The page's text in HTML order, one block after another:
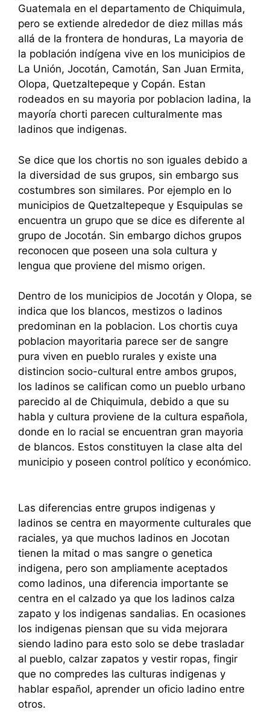
Guatemala en el departamento de Chiquimula,
pero se extiende alrededor de diez millas más
allá de la frontera de honduras, La mayoria de
la población indígena vive en los municipios de
La Unión, Jocotán, Camotán, San Juan Ermita,
Olopa, Quetzaltepeque y Copán. Estan
rodeados en su mayoria por poblacion ladina, la
mayoría chorti parecen culturalmente mas
ladinos que indigenas.
Se dice que los chortis no son iguales debido a
la diversidad de sus grupos, sin embargo sus
costumbres son similares. Por ejemplo en lo
municipios de Quetzaltepeque y Esquipulas se
encuentra un grupo que se dice es diferente al
grupo de Jocotán. Sin embargo dichos grupos
reconocen que poseen una sola cultura y
lengua que proviene del mismo origen.
Dentro de los municipios de Jocotán y Olopa, se
indica que los blancos, mestizos o ladinos
predominan en la poblacion. Los chortis cuya
poblacion mayoritaria parece ser de sangre
pura viven en pueblo rurales y existe una
distincion socio-cultural entre ambos grupos,
los ladinos se califican como un pueblo urbano
parecido al de Chiquimula, debido a que su
habla y cultura proviene de la cultura española,
donde en lo racial se encuentran gran mayoria
de blancos. Estos constituyen la clase alta del
municipio y poseen control político y económico.
Las diferencias entre grupos indigenas y
ladinos se centra en mayormente culturales que
raciales, ya que muchos ladinos en Jocotan
tienen la mitad o mas sangre o genetica
indigena, pero son ampliamente aceptados
como ladinos, una diferencia importante se
centra en el calzado ya que los ladinos calza
zapato y los indigenas sandalias. En ocasiones
los indigenas piensan que su vida mejorara
siendo ladino para esto solo se debe trasladar
al pueblo, calzar zapatos y vestir ropas, fingir
que no compredes las culturas indigenas y
hablar español, aprender un oficio ladino entre
otros.